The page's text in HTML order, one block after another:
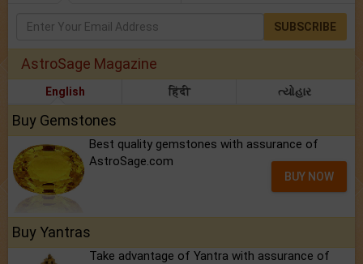
SUBSCRIBE
AstroSage Magazine
English हिंदी ત્યોહાર
Buy Gemstones
Best quality gemstones with assurance of
AstroSage.com
BUY NOW
Buy Yantras
Take advantage of Yantra with assurance of